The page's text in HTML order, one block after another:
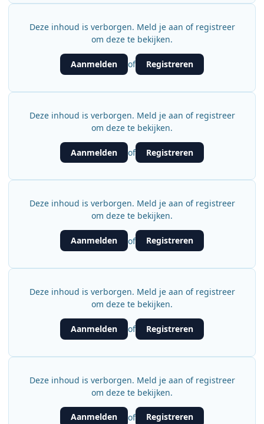
Deze inhoud is verborgen. Meld je aan of registreer
om deze te bekijken.
Aanmelden of Registreren
Deze inhoud is verborgen. Meld je aan of registreer
om deze te bekijken.
Aanmelden of Registreren
Deze inhoud is verborgen. Meld je aan of registreer
om deze te bekijken.
Aanmelden of Registreren
Deze inhoud is verborgen. Meld je aan of registreer
om deze te bekijken.
Aanmelden of Registreren
Deze inhoud is verborgen. Meld je aan of registreer
om deze te bekijken.
Aanmelden of Registreren